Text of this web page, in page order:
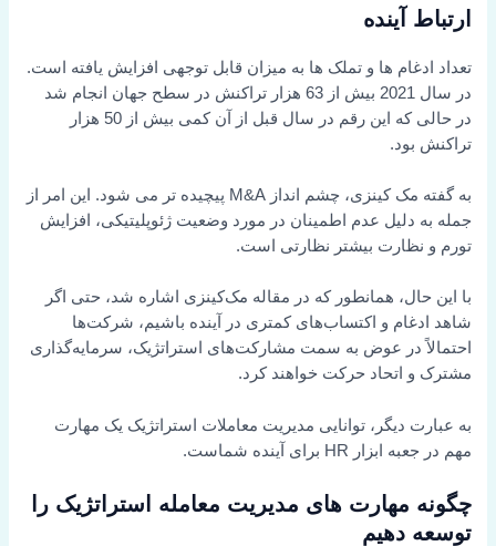
ارتباط آینده
تعداد ادغام ها و تملک ها به میزان قابل توجهی افزایش یافته است.
در سال 2021 بیش از 63 هزار تراکنش در سطح جهان انجام شد
در حالی که این رقم در سال قبل از آن کمی بیش از 50 هزار
تراکنش بود.
به گفته مک کینزی، چشم انداز M&A پیچیده تر می شود. این امر از
جمله به دلیل عدم اطمینان در مورد وضعیت ژئوپلیتیکی، افزایش
تورم و نظارت بیشتر نظارتی است.
با این حال، همانطور که در مقاله مک‌کینزی اشاره شد، حتی اگر
شاهد ادغام و اکتساب‌های کمتری در آینده باشیم، شرکت‌ها
احتمالاً در عوض به سمت مشارکت‌های استراتژیک، سرمایه‌گذاری
مشترک و اتحاد حرکت خواهند کرد.
به عبارت دیگر، توانایی مدیریت معاملات استراتژیک یک مهارت
مهم در جعبه ابزار HR برای آینده شماست.
چگونه مهارت های مدیریت معامله استراتژیک را
توسعه دهیم